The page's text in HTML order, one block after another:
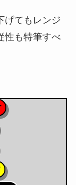
げてもレンジ
性も特筆すべ